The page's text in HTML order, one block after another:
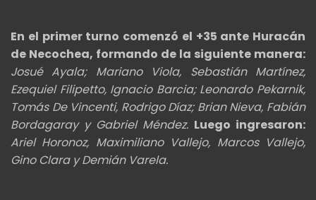
En el primer turno comenzó el +35 ante Huracán
de Necochea, formando de la siguiente manera:
Josué Ayala; Mariano Viola, Sebastián Martínez,
Ezequiel Filipetto, Ignacio Barcia; Leonardo Pekarnik,
Tomás De Vincenti, Rodrigo Díaz; Brian Nieva, Fabián
Bordagaray y Gabriel Méndez. Luego ingresaron:
Ariel Horonoz, Maximiliano Vallejo, Marcos Vallejo,
Gino Clara y Demián Varela.